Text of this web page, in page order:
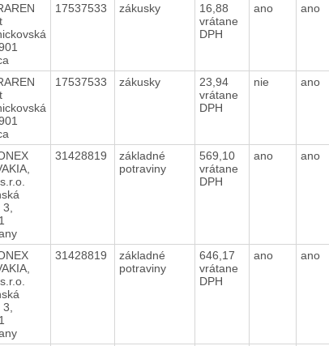
17537533 zákusky
16,88
vrátane
DPH
ano ano
17537533 zákusky
23,94
vrátane
DPH
nie ano
31428819
základné
potraviny
569,10
vrátane
DPH
ano ano
31428819
základné
potraviny
646,17
vrátane
DPH
ano ano